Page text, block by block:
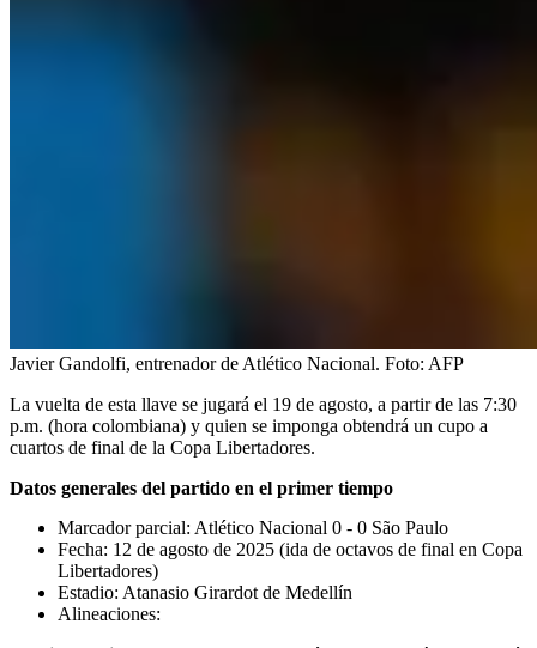
Javier Gandolfi, entrenador de Atlético Nacional. Foto: AFP
La vuelta de esta llave se jugará el 19 de agosto, a partir de las 7:30
p.m. (hora colombiana) y quien se imponga obtendrá un cupo a
cuartos de final de la Copa Libertadores.
Datos generales del partido en el primer tiempo
Marcador parcial: Atlético Nacional 0 - 0 São Paulo
Fecha: 12 de agosto de 2025 (ida de octavos de final en Copa
Libertadores)
Estadio: Atanasio Girardot de Medellín
Alineaciones: